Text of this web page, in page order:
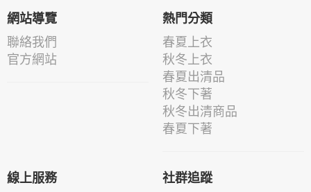
網站導覽
聯絡我們
官方網站
熱門分類
春夏上衣
秋冬上衣
春夏出清品
秋冬下著
秋冬出清商品
春夏下著
線上服務 社群追蹤